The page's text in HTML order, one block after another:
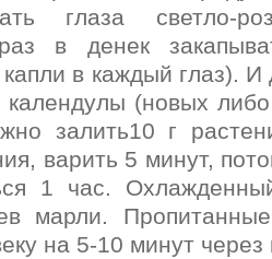
глаза светло-
в денек
в каждый глаз). И
календулы (новых
залить10 г
варить 5 минут,
1 час.
марли.
на 5-10 минут